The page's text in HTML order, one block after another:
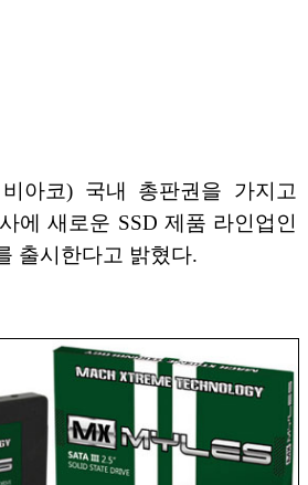
아코) 국내 총판권을 가지고
에 새로운 SSD 제품 라인업인
출시한다고 밝혔다.